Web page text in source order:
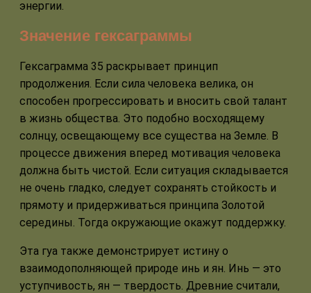
энергии.
Значение гексаграммы
Гексаграмма 35 раскрывает принцип
продолжения. Если сила человека велика, он
способен прогрессировать и вносить свой талант
в жизнь общества. Это подобно восходящему
солнцу, освещающему все существа на Земле. В
процессе движения вперед мотивация человека
должна быть чистой. Если ситуация складывается
не очень гладко, следует сохранять стойкость и
прямоту и придерживаться принципа Золотой
середины. Тогда окружающие окажут поддержку.
Эта гуа также демонстрирует истину о
взаимодополняющей природе инь и ян. Инь — это
уступчивость, ян — твердость. Древние считали,